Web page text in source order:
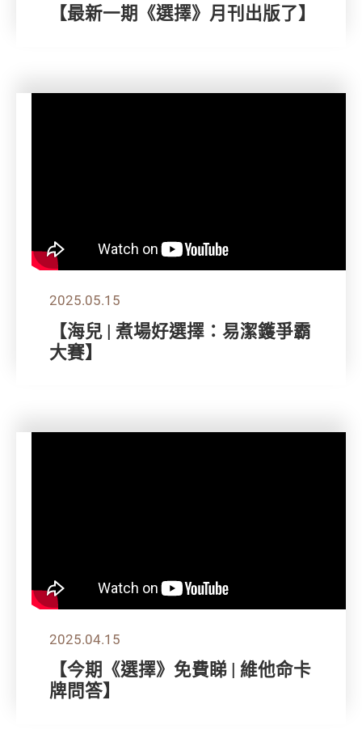
【最新一期《選擇》月刊出版了】
2025.05.15
【海兒 | 煮場好選擇：易潔鑊爭霸
大賽】
2025.04.15
【今期《選擇》免費睇 | 維他命卡
牌問答】